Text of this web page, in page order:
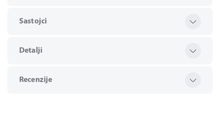
Sastojci
Detalji
Recenzije